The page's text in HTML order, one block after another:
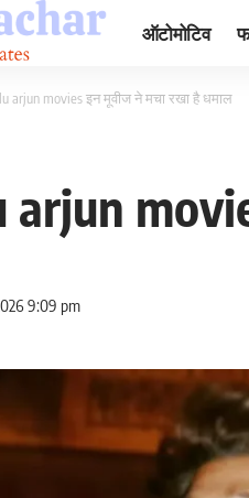
ऑटोमोटिव
arjun movies इन मूवीज ने मचा रखा है धमाल
9:09 pm